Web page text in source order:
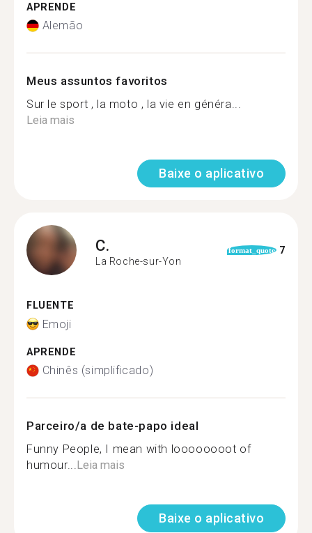
APRENDE
Alemão
Meus assuntos favoritos
Sur le sport , la moto , la vie en généra...
Leia mais
Baixe o aplicativo
C.
La Roche-sur-Yon
format_quote 7
FLUENTE
Emoji
APRENDE
Chinês (simplificado)
Parceiro/a de bate-papo ideal
Funny People, I mean with loooooooot of
humour...Leia mais
Baixe o aplicativo